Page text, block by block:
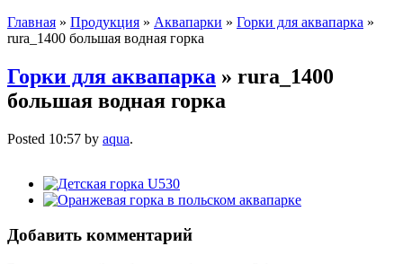
Главная » Продукция » Аквапарки » Горки для аквапарка »
rura_1400 большая водная горка
Горки для аквапарка » rura_1400
большая водная горка
Posted 10:57 by aqua.
Добавить комментарий